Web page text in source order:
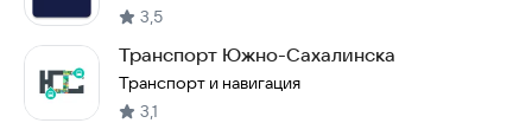
3,5
Транспорт Южно-Сахалинска
Транспорт и навигация
3,1